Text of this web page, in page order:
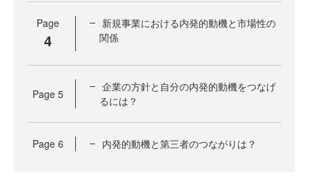
Page
4
新規事業における内発的動機と市場性の
関係
Page 5
企業の方針と自分の内発的動機をつなげ
るには？
Page 6 内発的動機と第三者のつながりは？